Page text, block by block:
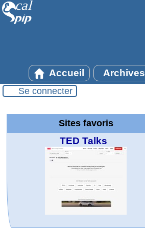
Accueil Archives
Se connecter
Sites favoris
TED Talks